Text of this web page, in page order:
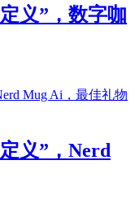
义”，数字咖
义”，Nerd